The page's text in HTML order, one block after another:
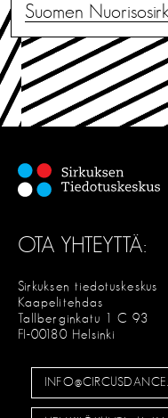
Suomen
OTA YHTEYTTÄ:
Sirkuksen tiedotuskeskus
Kaapelitehdas
Tallberginkatu 1 C 93
FI-00180 Helsinki